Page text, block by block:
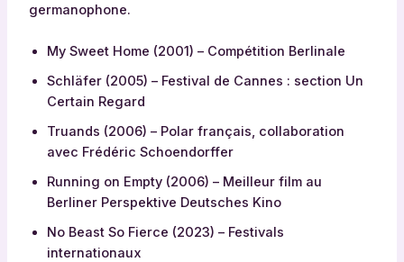
germanophone.
My Sweet Home (2001) – Compétition Berlinale
Schläfer (2005) – Festival de Cannes : section Un
Certain Regard
Truands (2006) – Polar français, collaboration
avec Frédéric Schoendorffer
Running on Empty (2006) – Meilleur film au
Berliner Perspektive Deutsches Kino
No Beast So Fierce (2023) – Festivals
internationaux